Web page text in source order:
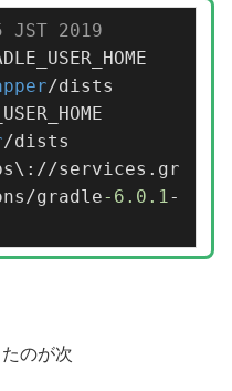
JST 2019
/dists
/dists
services.gr
gradle-6.0 .1-
のが次